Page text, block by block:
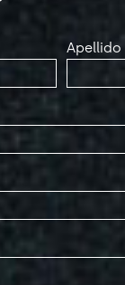
Apellido